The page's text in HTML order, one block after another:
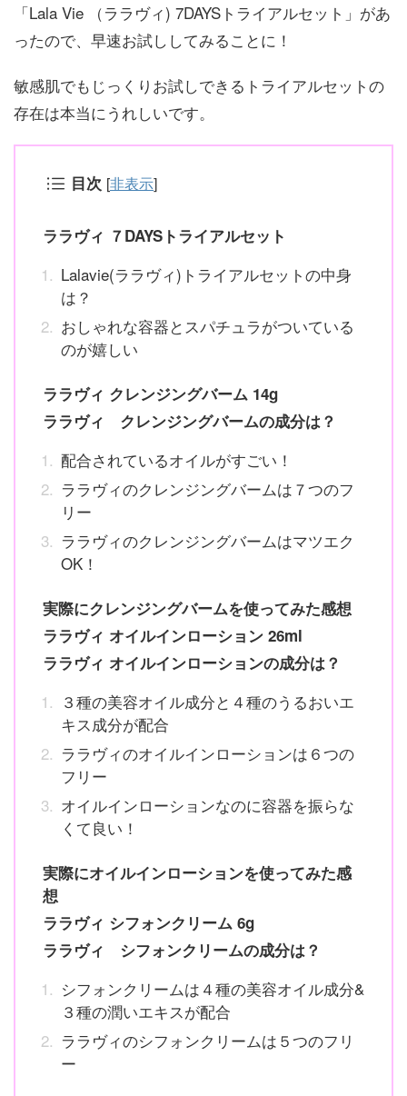
「Lala Vie （ララヴィ) 7DAYSトライアルセット」があ
ったので、早速お試ししてみることに！
敏感肌でもじっくりお試しできるトライアルセットの
存在は本当にうれしいです。
目次 [非表示]
ララヴィ ７DAYSトライアルセット
Lalavie(ララヴィ)トライアルセットの中身
は？
おしゃれな容器とスパチュラがついている
のが嬉しい
ララヴィ クレンジングバーム 14g
ララヴィ クレンジングバームの成分は？
配合されているオイルがすごい！
ララヴィのクレンジングバームは７つのフ
リー
ララヴィのクレンジングバームはマツエク
OK！
実際にクレンジングバームを使ってみた感想
ララヴィ オイルインローション 26ml
ララヴィ オイルインローションの成分は？
３種の美容オイル成分と４種のうるおいエ
キス成分が配合
ララヴィのオイルインローションは６つの
フリー
オイルインローションなのに容器を振らな
くて良い！
実際にオイルインローションを使ってみた感
想
ララヴィ シフォンクリーム 6g
ララヴィ シフォンクリームの成分は？
シフォンクリームは４種の美容オイル成分&
３種の潤いエキスが配合
ララヴィのシフォンクリームは５つのフリ
ー